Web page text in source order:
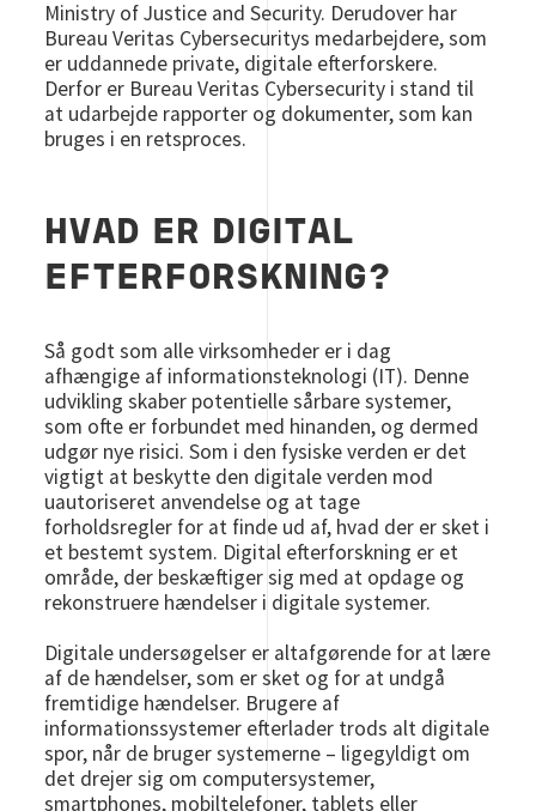
Ministry of Justice and Security. Derudover har
Bureau Veritas Cybersecuritys medarbejdere, som
er uddannede private, digitale efterforskere.
Derfor er Bureau Veritas Cybersecurity i stand til
at udarbejde rapporter og dokumenter, som kan
bruges i en retsproces.
HVAD ER DIGITAL
EFTERFORSKNING?
Så godt som alle virksomheder er i dag
afhængige af informationsteknologi (IT). Denne
udvikling skaber potentielle sårbare systemer,
som ofte er forbundet med hinanden, og dermed
udgør nye risici. Som i den fysiske verden er det
vigtigt at beskytte den digitale verden mod
uautoriseret anvendelse og at tage
forholdsregler for at finde ud af, hvad der er sket i
et bestemt system. Digital efterforskning er et
område, der beskæftiger sig med at opdage og
rekonstruere hændelser i digitale systemer.
Digitale undersøgelser er altafgørende for at lære
af de hændelser, som er sket og for at undgå
fremtidige hændelser. Brugere af
informationssystemer efterlader trods alt digitale
spor, når de bruger systemerne – ligegyldigt om
det drejer sig om computersystemer,
smartphones, mobiltelefoner, tablets eller